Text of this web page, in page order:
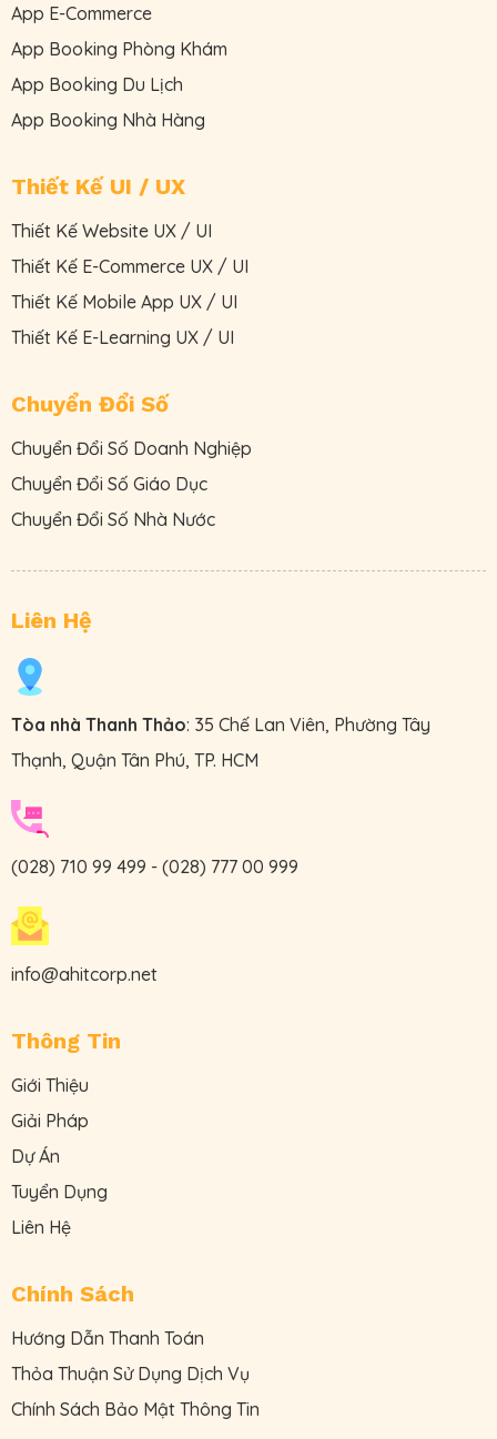
App E-Commerce
App Booking Phòng Khám
App Booking Du Lịch
App Booking Nhà Hàng
Thiết Kế UI / UX
Thiết Kế Website UX / UI
Thiết Kế E-Commerce UX / UI
Thiết Kế Mobile App UX / UI
Thiết Kế E-Learning UX / UI
Chuyển Đổi Số
Chuyển Đổi Số Doanh Nghiệp
Chuyển Đổi Số Giáo Dục
Chuyển Đổi Số Nhà Nước
Liên Hệ
Tòa nhà Thanh Thảo: 35 Chế Lan Viên, Phường Tây
Thạnh, Quận Tân Phú, TP. HCM
(028) 710 99 499 - (028) 777 00 999
info@ahitcorp.net
Thông Tin
Giới Thiệu
Giải Pháp
Dự Án
Tuyển Dụng
Liên Hệ
Chính Sách
Hướng Dẫn Thanh Toán
Thỏa Thuận Sử Dụng Dịch Vụ
Chính Sách Bảo Mật Thông Tin